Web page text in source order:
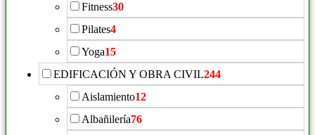
Fitness30
Pilates4
Yoga15
EDIFICACIÓN Y OBRA CIVIL244
Aislamiento12
Albañilería76